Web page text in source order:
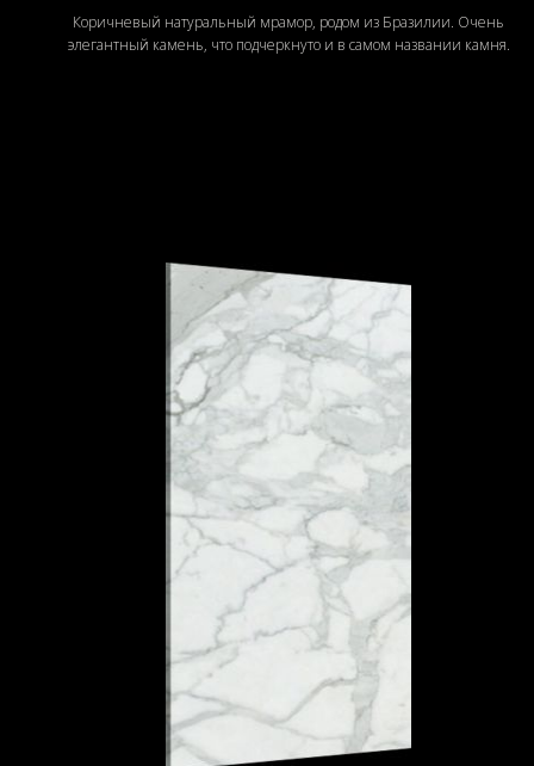
Коричневый натуральный мрамор, родом из Бразилии. Очень
элегантный камень, что подчеркнуто и в самом названии камня.